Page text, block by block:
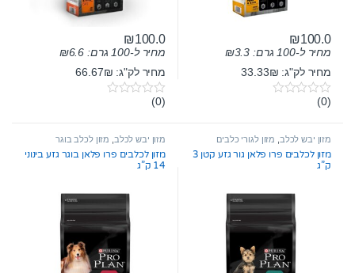
₪100.0
מחיר ל-100 גרם: ₪3.3
מחיר לק"ג: 33.33₪
0
t
f
5
(0)
₪100.0
מחיר ל-100 גרם: ₪6.6
מחיר לק"ג: 66.67₪
0
t
f
5
(0)
מזון יבש לכלב מזון לגורי כלבים
מזון לכלבים פרו פלאן גור גזע קטן 3
ק”ג
מזון יבש לכלב מזון לכלב בוגר
מזון לכלבים פרו פלאן בוגר גזע בינוני
14 ק”ג